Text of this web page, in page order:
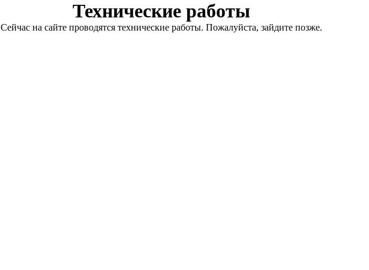
Технические работы
Сейчас на сайте проводятся технические работы. Пожалуйста, зайдите позже.